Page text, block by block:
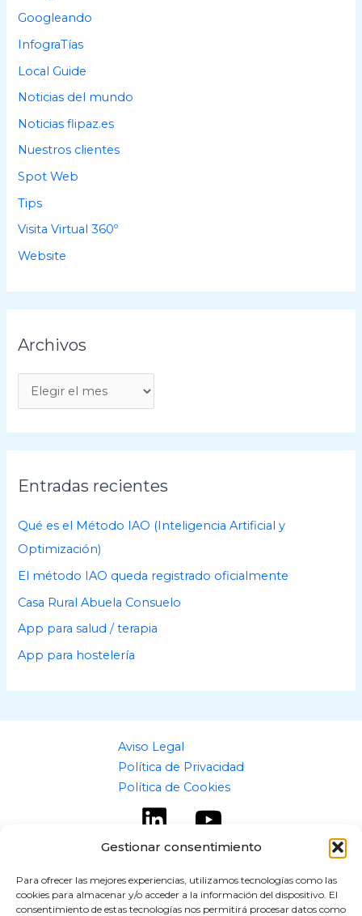
Gestionar consentimiento
Para ofrecer las mejores experiencias, utilizamos tecnologías como las
cookies para almacenar y/o acceder a la información del dispositivo. El
consentimiento de estas tecnologías nos permitirá procesar datos como
Googleando
InfograTías
Local Guide
Noticias del mundo
Noticias flipaz.es
Nuestros clientes
Spot Web
Tips
Visita Virtual 360º
Website
Archivos
r
c
h
i
o
s
Entradas recientes
Qué es el Método IAO (Inteligencia Artificial y
Optimización)
El método IAO queda registrado oficialmente
Casa Rural Abuela Consuelo
App para salud / terapia
App para hostelería
Aviso Legal
Política de Privacidad
Política de Cookies
Copyright © 2026 flipaz.es